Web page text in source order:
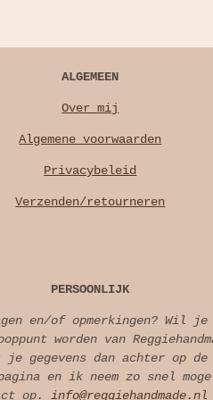
ALGEMEEN
Over mij
Algemene voorwaarden
Privacybeleid
Verzenden/retourneren
PERSOONLIJK
en/of opmerkingen? Wil je
worden van
je gegevens dan achter op de
en ik neem zo snel
op.info@reggiehandmade.nl